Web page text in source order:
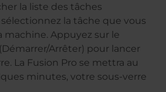
la liste des tâches
la tâche que vous
machine. Appuyez sur le
Arrêter) pour lancer
La Fusion Pro se mettra au
minutes, votre sous-verre